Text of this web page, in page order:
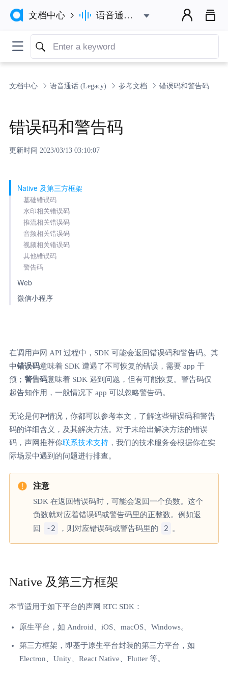
文档中心   语音通话 (Legacy) 


文档中心 语音通话 (Legacy) 参考文档 错误码和警告码
错误码和警告码
更新时间 2023/03/13 03:10:07
Native 及第三方框架
基础错误码
水印相关错误码
推流相关错误码
音频相关错误码
视频相关错误码
其他错误码
警告码
Web
微信小程序
在调用声网 API 过程中，SDK 可能会返回错误码和警告码。其
中错误码意味着 SDK 遭遇了不可恢复的错误，需要 app 干
预； 警告码意味着 SDK 遇到问题，但有可能恢复。警告码仅
起告知作用，一般情况下 app 可以忽略警告码。
无论是何种情况，你都可以参考本文，了解这些错误码和警告
码的详细含义，及其解决方法。对于未给出解决方法的错误
码，声网推荐你联系技术支持，我们的技术服务会根据你在实
际场景中遇到的问题进行排查。
SDK 在返回错误码时，可能会返回一个负数。这个
负数就对应着错误码或警告码里的正整数。例如返
回
-2 ，则对应错误码或警告码里的 2 。
Native 及第三方框架
本节适用于如下平台的声网 RTC SDK：
原生平台，如 Android、iOS、macOS、Windows。
第三方框架，即基于原生平台封装的第三方平台，如
Electron、Unity、React Native、Flutter 等。